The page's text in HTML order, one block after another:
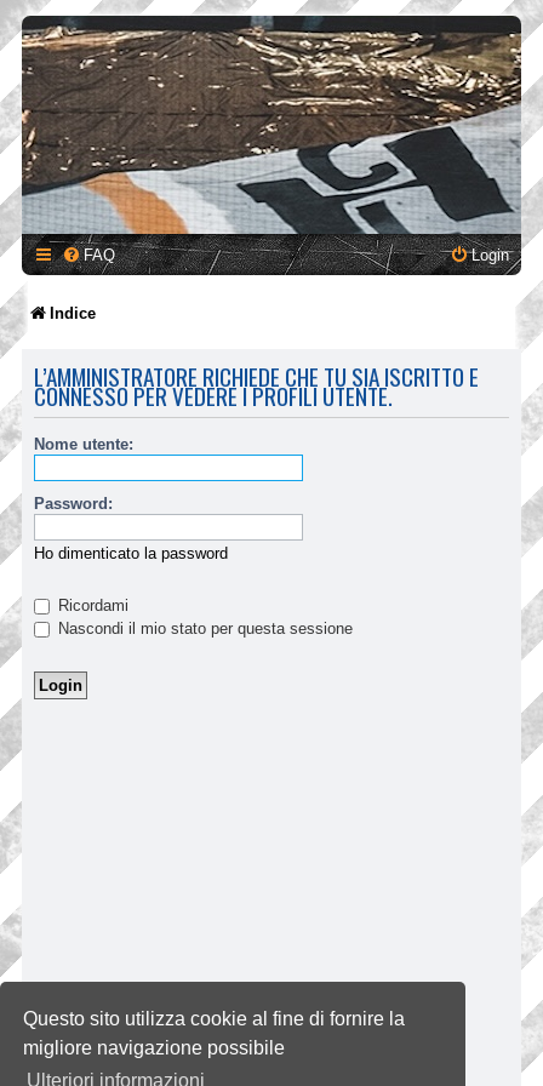
Questo sito utilizza cookie al fine di fornire la
migliore navigazione possibile
Ulteriori informazioni
FAQ Login
Indice
L’AMMINISTRATORE RICHIEDE CHE TU SIA ISCRITTO E
CONNESSO PER VEDERE I PROFILI UTENTE.
Nome utente:
Password:
Ho dimenticato la password
Ricordami
Nascondi il mio stato per questa sessione